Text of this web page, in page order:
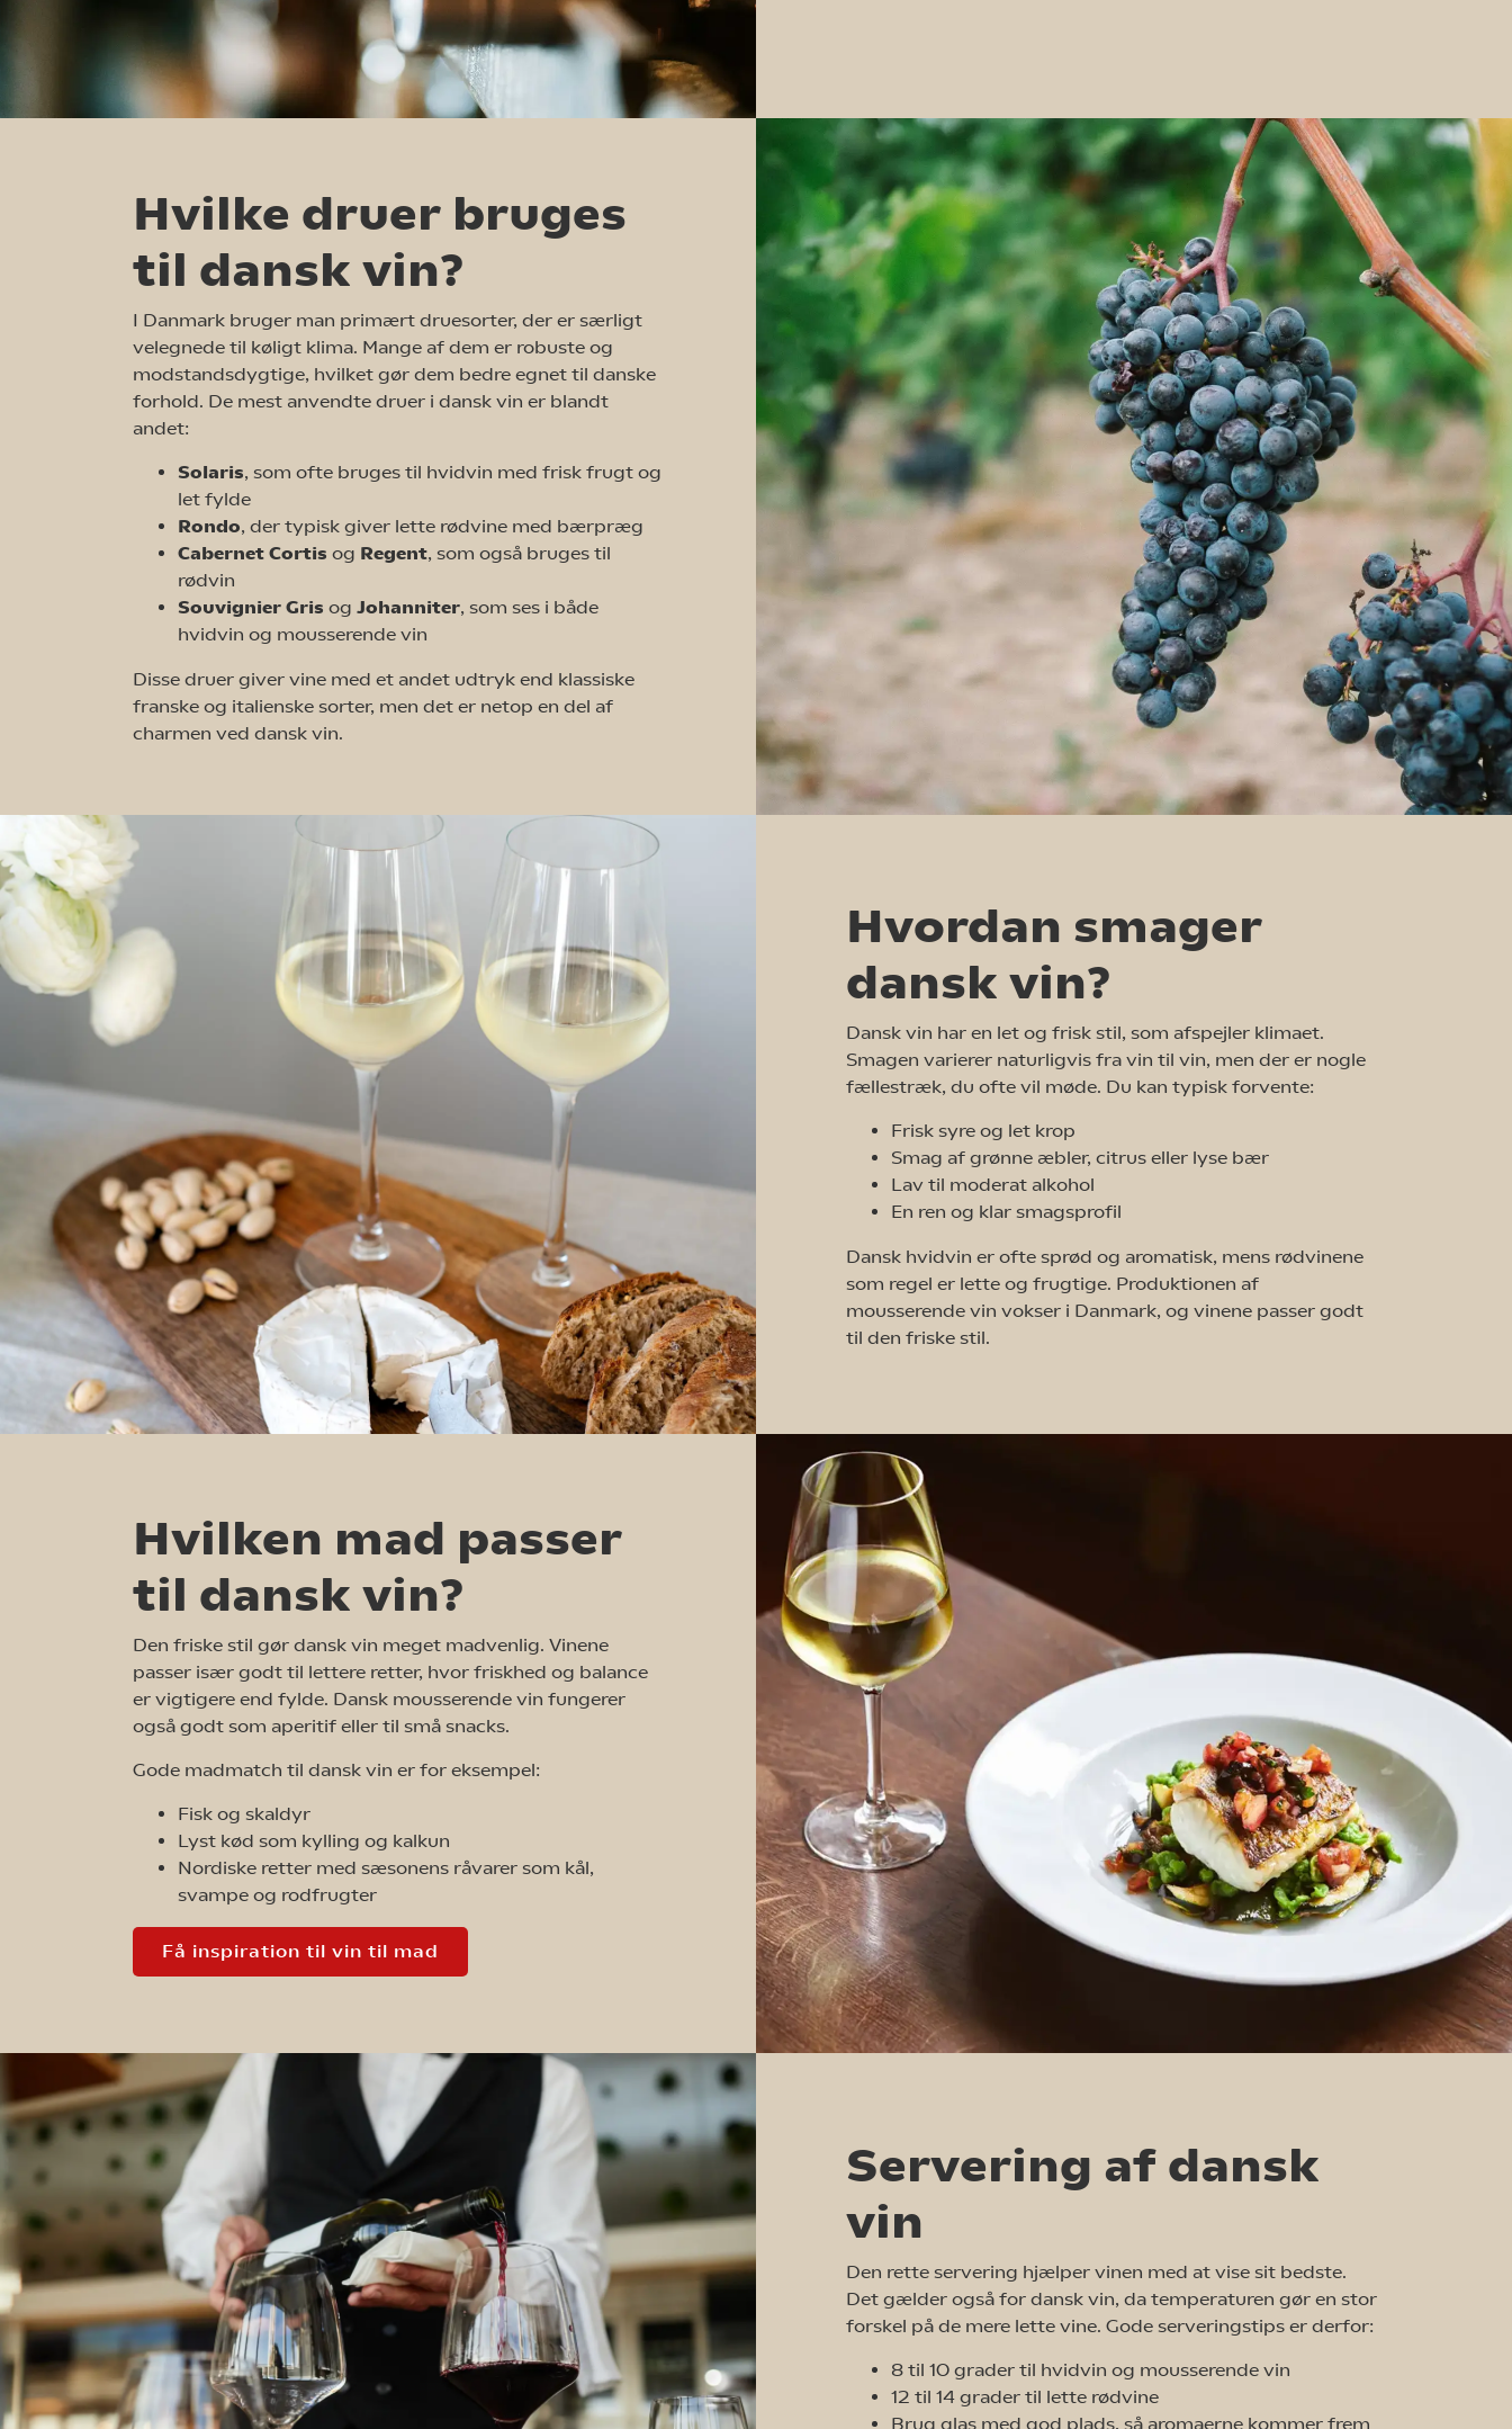
Hvilke druer bruges
til dansk vin?
I Danmark bruger man primært druesorter, der er særligt
velegnede til køligt klima. Mange af dem er robuste og
modstandsdygtige, hvilket gør dem bedre egnet til danske
forhold. De mest anvendte druer i dansk vin er blandt
andet:
Solaris, som ofte bruges til hvidvin med frisk frugt og
let fylde
Rondo, der typisk giver lette rødvine med bærpræg
Cabernet Cortis og Regent, som også bruges til
rødvin
Souvignier Gris ogJohanniter, som ses i både
hvidvin og mousserende vin
Disse druer giver vine med et andet udtryk end klassiske
franske og italienske sorter, men det er netop en del af
charmen ved dansk vin.
Hvordan smager
dansk vin?
Dansk vin har en let og frisk stil, som afspejler klimaet.
Smagen varierer naturligvis fra vin til vin, men der er nogle
fællestræk, du ofte vil møde. Du kan typisk forvente:
Frisk syre og let krop
Smag af grønne æbler, citrus eller lyse bær
Lav til moderat alkohol
En ren og klar smagsprofil
Dansk hvidvin er ofte sprød og aromatisk, mens rødvinene
som regel er lette og frugtige. Produktionen af
mousserende vin vokser i Danmark, og vinene passer godt
til den friske stil.
Hvilken mad passer
til dansk vin?
Den friske stil gør dansk vin meget madvenlig. Vinene
passer især godt til lettere retter, hvor friskhed og balance
er vigtigere end fylde. Dansk mousserende vin fungerer
også godt som aperitif eller til små snacks.
Gode madmatch til dansk vin er for eksempel:
Fisk og skaldyr
Lyst kød som kylling og kalkun
Nordiske retter med sæsonens råvarer som kål,
svampe og rodfrugter
Få inspiration til vin til mad
Servering af dansk
vin
Den rette servering hjælper vinen med at vise sit bedste.
Det gælder også for dansk vin, da temperaturen gør en stor
forskel på de mere lette vine. Gode serveringstips er derfor:
8 til 10 grader til hvidvin og mousserende vin
12 til 14 grader til lette rødvine
Brug glas med god plads, så aromaerne kommer frem